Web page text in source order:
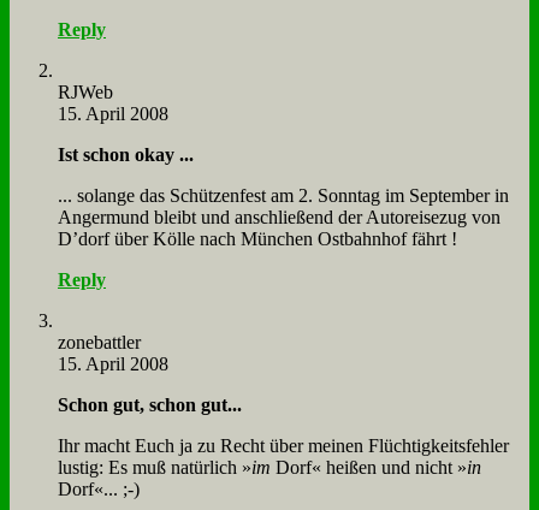
Reply
RJ­Web
15. April 2008
Ist schon okay ...
... so­lan­ge das Schüt­zen­fest am 2. Sonn­tag im Sep­tem­ber in
An­ger­mund bleibt und an­schlie­ßend der Au­to­rei­se­zug von
D’­dorf über Köl­le nach Mün­chen Ost­bahn­hof fährt !
Reply
zone­batt­ler
15. April 2008
Schon gut, schon gut...
Ihr macht Euch ja zu Recht über mei­nen Flüch­tig­keits­feh­ler
lu­stig: Es muß na­tür­lich »im Dorf« hei­ßen und nicht »in
Dorf«... ;-)